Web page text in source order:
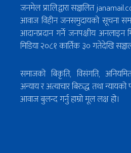
जनमेल प्रा.लि.द्वारा सञ्चालित
आवाज विहीन जनसमुदायको सूचना
आदानप्रदान गर्ने जनपक्षीय अनलाइन
मिडिया २०८१ कार्तिक ३० गतेदेखि
समाजको बिकृति, विसंगति,
अन्याय र अत्याचार बिरुद्ध तथा न्यायको
आवाज बुलन्द गर्नु हाम्रो मूल लक्ष हो।